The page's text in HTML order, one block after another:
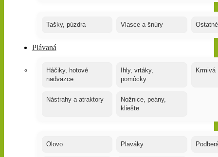
Tašky, púzdra Vlasce a šnúry
Plávaná
Háčiky, hotové
nadväzce
Ihly, vrtáky,
pomôcky
Krmivá
Nástrahy a atraktory
Nožnice, peány,
kliešte
Olovo Plaváky